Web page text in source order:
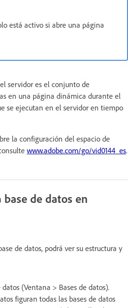
está activo si abre una página
servidor es el conjunto de
en una página dinámica durante el
se ejecutan en el servidor en tiempo
la configuración del espacio de
www.adobe.com/go/vid0144_es.
de datos en
de datos, podrá ver su estructura y
(Ventana > Bases de datos).
figuran todas las bases de datos